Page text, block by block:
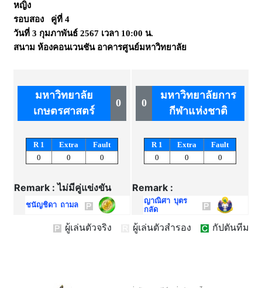
หญิง
รอบสอง คู่ที่ 4
วันที่ 3 กุมภาพันธ์ 2567 เวลา 10:00 น.
สนาม ห้องคอนเวนชัน อาคารศูนย์มหาวิทยาลัย
มหาวิทยาลัย
เกษตรศาสตร์
0
R 1 Extra
Fault
0
0 0
Remark : ไม่มีคู่แข่งขัน
ชนัญชิดา ถามล
0
มหาวิทยาลัยการ
กีฬาแห่งชาติ
R 1 Extra
Fault
0
0 0
Remark :
ญาณิศา บุตร
กลัด
ผู้เล่นตัวจริง ผู้เล่นตัวสำรอง กัปตันทีม